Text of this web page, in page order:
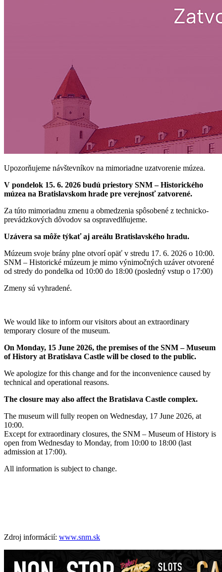
Upozorňujeme návštevníkov na mimoriadne uzatvorenie múzea.
V pondelok 15. 6. 2026 budú priestory SNM – Historického
múzea na Bratislavskom hrade pre verejnosť zatvorené.
Za túto mimoriadnu zmenu a obmedzenia spôsobené z technicko-
prevádzkových dôvodov sa ospravedlňujeme.
Uzávera sa môže týkať aj areálu Bratislavského hradu.
Múzeum svoje brány plne otvorí opäť v stredu 17. 6. 2026 o 10:00.
SNM – Historické múzeum je mimo výnimočných uzáver otvorené
od stredy do pondelka od 10:00 do 18:00 (posledný vstup o 17:00)
Zmeny sú vyhradené.
We would like to inform our visitors about an extraordinary
temporary closure of the museum.
On Monday, 15 June 2026, the premises of the SNM – Museum
of History at Bratislava Castle will be closed to the public.
We apologize for this change and for the inconvenience caused by
technical and operational reasons.
The closure may also affect the Bratislava Castle complex.
The museum will fully reopen on Wednesday, 17 June 2026, at
10:00.
Except for extraordinary closures, the SNM – Museum of History is
open from Wednesday to Monday, from 10:00 to 18:00 (last
admission at 17:00).
All information is subject to change.
Zdroj informácií: www.snm.sk